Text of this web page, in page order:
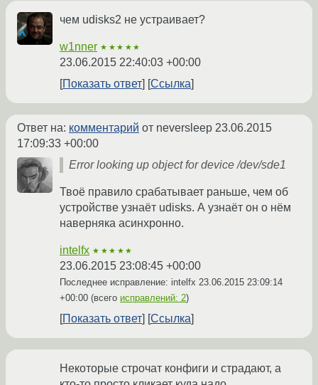
чем udisks2 не устраивает?
w1nner ★★★★★
23.06.2015 22:40:03 +00:00
Показать ответ
Ссылка
Ответ на: комментарий от neversleep 23.06.2015
17:09:33 +00:00
Error looking up object for device /dev/sde1
Твоё правило срабатывает раньше, чем об
устройстве узнаёт udisks. А узнаёт он о нём
наверняка асинхронно.
intelfx ★★★★★
23.06.2015 23:08:45 +00:00
Последнее исправление: intelfx 23.06.2015 23:09:14
+00:00 (всего исправлений: 2)
Показать ответ Ссылка
Некоторые строчат конфиги и страдают, а